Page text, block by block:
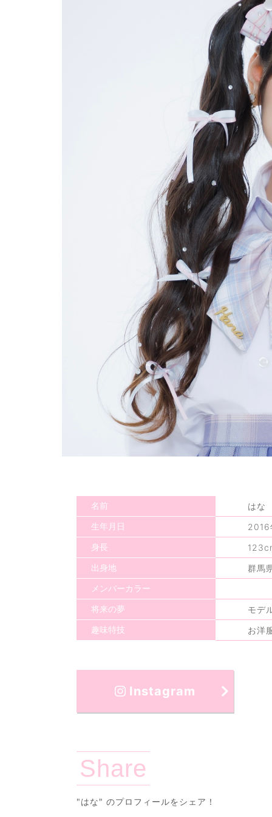
名前 はな
生年月日
身長
出身地 群馬
メンバーカラー
将来の夢 モデ
趣味特技 お洋
Instagram
Share
"はな" のプロフィールをシェア！